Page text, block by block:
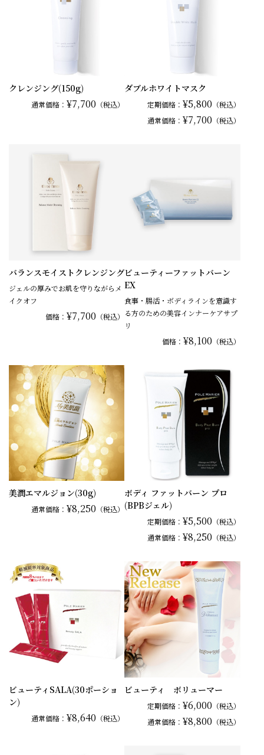
クレンジング(150g)
通常価格：¥7,700 （税込）
ダブルホワイトマスク
定期価格： ¥5,800 （税込）
通常価格： ¥7,700 （税込）
バランスモイストクレンジング
ジェルの厚みでお肌を守りながらメ
イクオフ
価格：¥7,700 （税込）
ビューティーファットバーン
EX
食事・腸活・ボディラインを意識す
る方のための美容インナーケアサプ
リ
価格： ¥8,100 （税込）
美潤エマルジョン(30g)
通常価格：¥8,250 （税込）
ボディ ファットバーン プロ
(BPBジェル)
定期価格： ¥5,500 （税込）
通常価格： ¥8,250 （税込）
ビューティSALA(30ポーショ
ン)
通常価格：¥8,640 （税込）
ビューティ ボリューマー
定期価格： ¥6,000 （税込）
通常価格： ¥8,800 （税込）